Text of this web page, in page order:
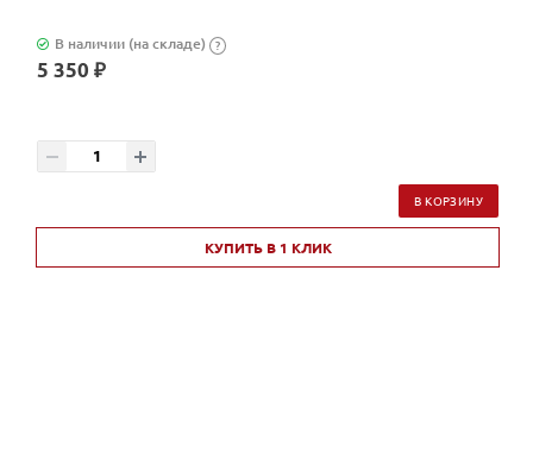
В наличии (на складе) ?
5 350 ₽
В КОРЗИНУ
КУПИТЬ В 1 КЛИК